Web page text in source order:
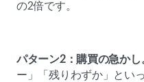
の2倍です。
パターン2：購買の急かし
ー」「残りわずか」とい